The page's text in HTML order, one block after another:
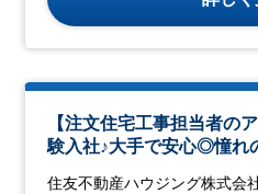
【注文住宅工事担当者の
験入社♪大手で安心◎憧れ
住友不動産ハウジング株式会